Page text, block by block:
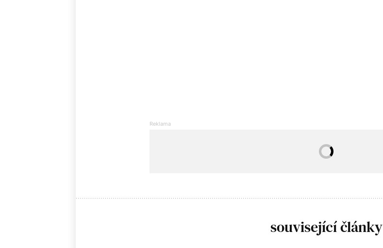
související články